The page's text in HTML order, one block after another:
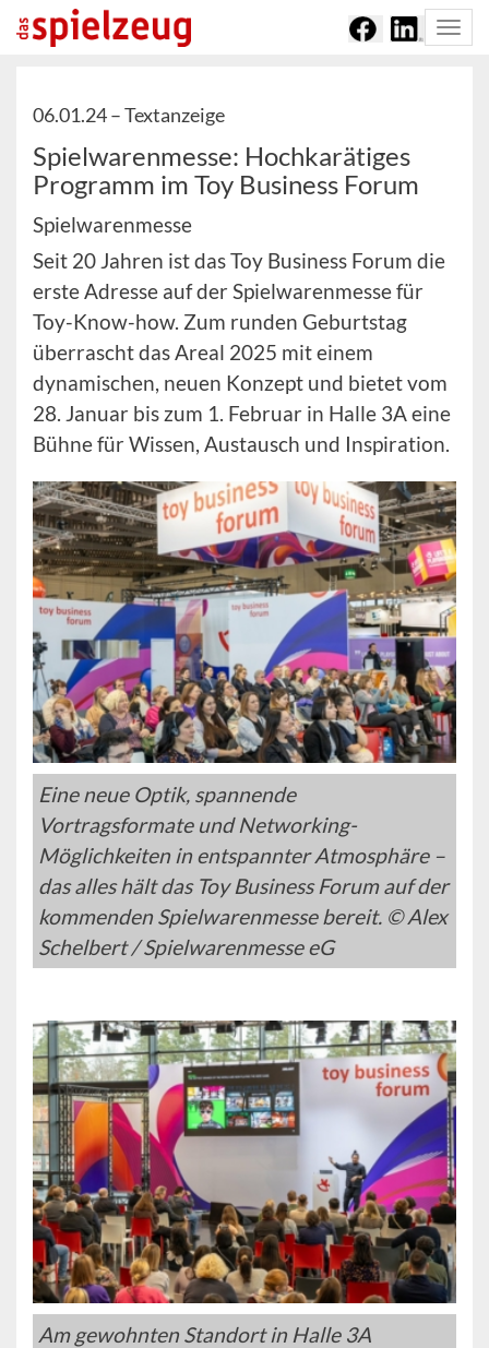
06.01.24 –Textanzeige
Spielwarenmesse: Hochkarätiges
Programm im Toy Business Forum
Spielwarenmesse
Seit 20 Jahren ist das Toy Business Forum die
erste Adresse auf der Spielwarenmesse für
Toy-Know-how. Zum runden Geburtstag
überrascht das Areal 2025 mit einem
dynamischen, neuen Konzept und bietet vom
28. Januar bis zum 1. Februar in Halle 3A eine
Bühne für Wissen, Austausch und Inspiration.
Eine neue Optik, spannende
Vortragsformate und Networking-
Möglichkeiten in entspannter Atmosphäre –
das alles hält das Toy Business Forum auf der
kommenden Spielwarenmesse bereit. © Alex
Schelbert / Spielwarenmesse eG
Am gewohnten Standort in Halle 3A